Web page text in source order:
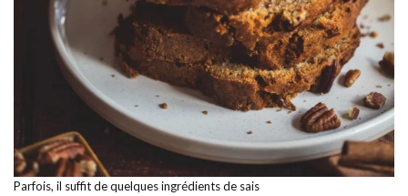
Parfois, il suffit de quelques ingrédients de sais